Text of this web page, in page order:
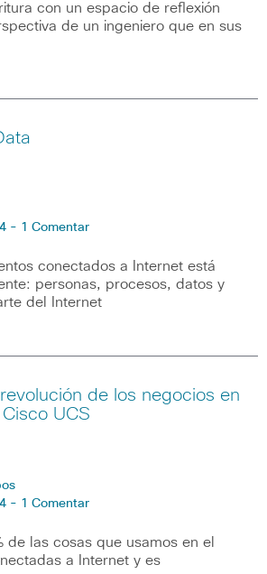
con un espacio de reflexión
de un ingeniero que en sus
- 1 Comentar
conectados a Internet está
personas, procesos, datos y
del Internet
de los negocios en
UCS
- 1 Comentar
de las cosas que usamos en el
a Internet y es